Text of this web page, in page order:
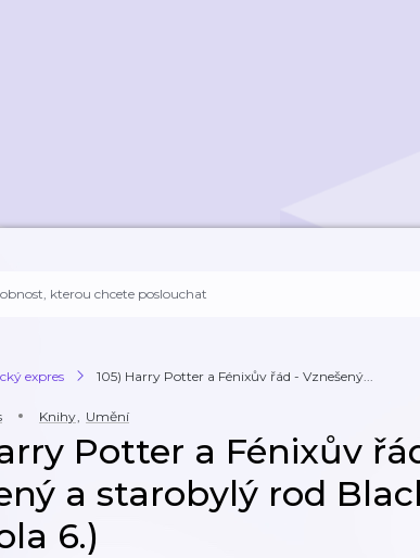
expres 105) Harry Potter a Fénixův řád - Vznešený...
Knihy, Umění
Potter a Fénixův
a starobylý rod
6.)